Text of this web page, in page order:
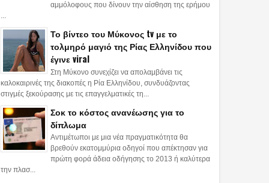
αμμόλοφους που δίνουν την αίσθηση της ερήμου
...
Το βίντεο του Μύκονος tv με το
τολμηρό μαγιό της Ρίας Ελληνίδου που
έγινε viral
Στη Μύκονο συνεχίζει να απολαμβάνει τις
καλοκαιρινές της διακοπές η Ρία Ελληνίδου, συνδυάζοντας
στιγμές ξεκούρασης με τις επαγγελματικές τη...
Σοκ το κόστος ανανέωσης για το
δίπλωμα
Αντιμέτωποι με μια νέα πραγματικότητα θα
βρεθούν εκατομμύρια οδηγοί που απέκτησαν για
πρώτη φορά άδεια οδήγησης το 2013 ή καλύτερα
την πλασ...